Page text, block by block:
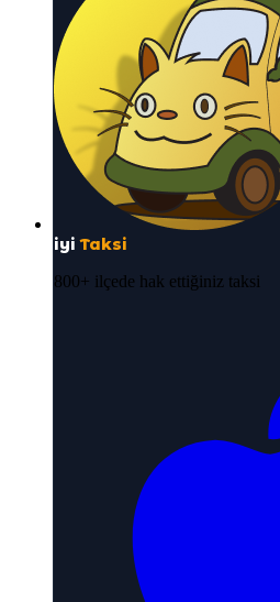
iyi Taksi
800+ ilçede hak ettiğiniz taksi